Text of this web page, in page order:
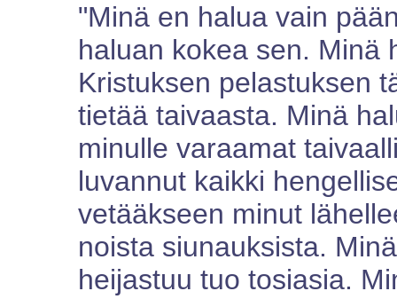
"Minä en halua vain
haluan kokea sen. Minä
Kristuksen pelastuksen
tietää taivaasta. Minä
minulle varaamat
luvannut kaikki
vetääkseen minut
noista siunauksista.
heijastuu tuo tosiasia.